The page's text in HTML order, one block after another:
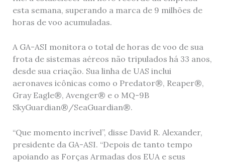
esta semana, superando a marca de 9 milhões de
horas de voo acumuladas.
A GA-ASI monitora o total de horas de voo de sua
frota de sistemas aéreos não tripulados há 33 anos,
desde sua criação. Sua linha de UAS inclui
aeronaves icônicas como o Predator®, Reaper®,
Gray Eagle®, Avenger® e o MQ-9B
SkyGuardian®/SeaGuardian®.
“Que momento incrível”, disse David R. Alexander,
presidente da GA-ASI. “Depois de tanto tempo
apoiando as Forças Armadas dos EUA e seus